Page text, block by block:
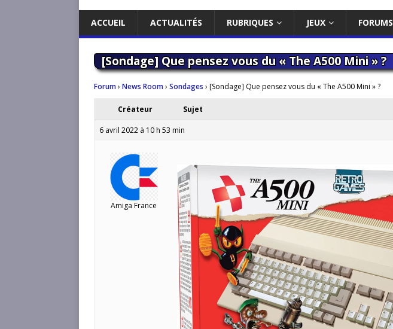
ACCUEIL ACTUALITÉS RUBRIQUES JEUX FORUMS
[Sondage] Que pensez vous du « The A500 Mini » ?
Forum› News Room› Sondages › [Sondage] Que pensez vous du « The A500 Mini » ?
Créateur Sujet
6 avril 2022 à 10 h 53 min
Amiga France